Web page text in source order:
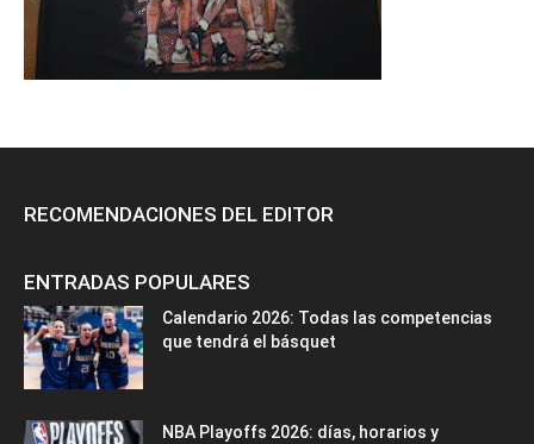
RECOMENDACIONES DEL EDITOR
ENTRADAS POPULARES
Calendario 2026: Todas las competencias
que tendrá el básquet
NBA Playoffs 2026: días, horarios y